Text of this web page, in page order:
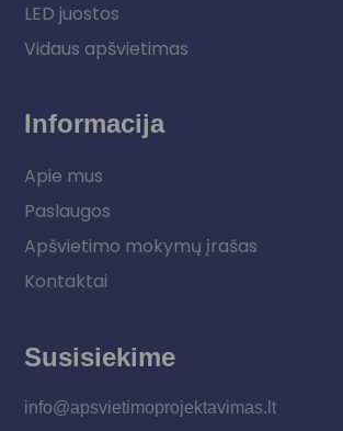
LED juostos
Vidaus apšvietimas
Informacija
Apie mus
Paslaugos
Apšvietimo mokymų įrašas
Kontaktai
Susisiekime
info@apsvietimoprojektavimas.lt